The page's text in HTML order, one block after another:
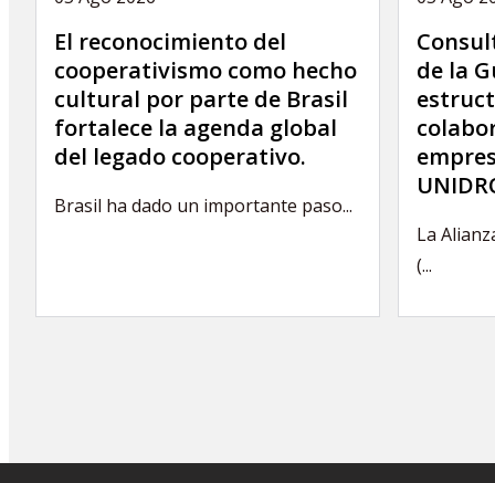
El reconocimiento del
cooperativismo como hecho
cultural por parte de Brasil
fortalece la agenda global
del legado cooperativo.
Brasil ha dado un importante paso...
de la
La
(...